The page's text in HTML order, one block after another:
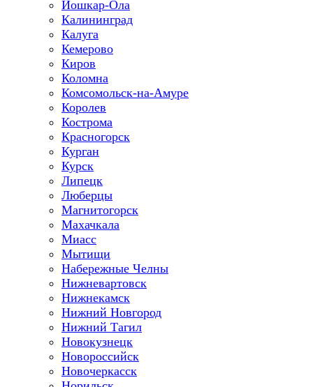
Йошкар-Ола
Калининград
Калуга
Кемерово
Киров
Коломна
Комсомольск-на-Амуре
Королев
Кострома
Красногорск
Курган
Курск
Липецк
Люберцы
Магнитогорск
Махачкала
Миасс
Мытищи
Набережные Челны
Нижневартовск
Нижнекамск
Нижний Новгород
Нижний Тагил
Новокузнецк
Новороссийск
Новочеркасск